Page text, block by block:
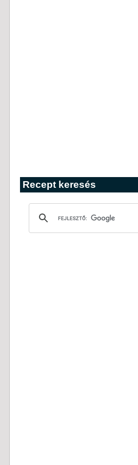
Recept keresés